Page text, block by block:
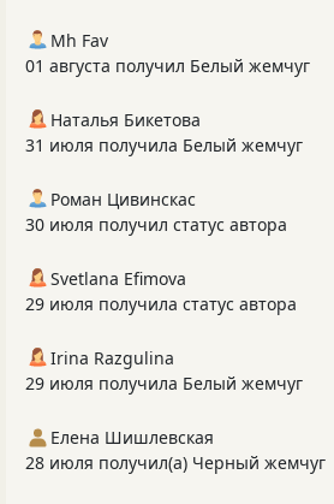
Mh Fav
01 августа получил Белый жемчуг
Наталья Бикетова
31 июля получила Белый жемчуг
Роман Цивинскас
30 июля получил статус автора
Svetlana Efimova
29 июля получила статус автора
Irina Razgulina
29 июля получила Белый жемчуг
Елена Шишлевская
28 июля получил(а) Черный жемчуг